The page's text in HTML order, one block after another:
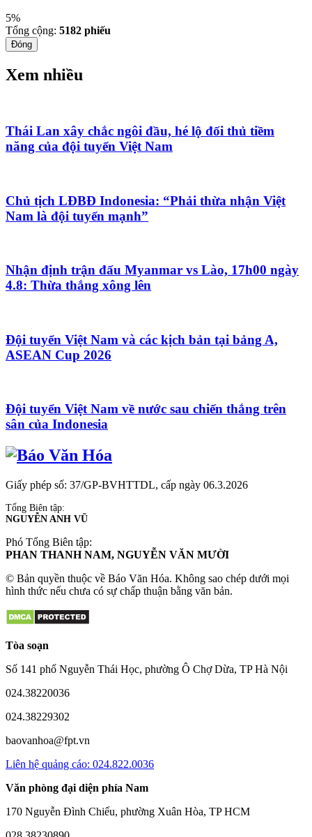
5%
Tổng cộng: 5182 phiếu
Đóng
Xem nhiều
Thái Lan xây chắc ngôi đầu, hé lộ đối thủ tiềm
năng của đội tuyển Việt Nam
Chủ tịch LĐBĐ Indonesia: “Phải thừa nhận Việt
Nam là đội tuyển mạnh”
Nhận định trận đấu Myanmar vs Lào, 17h00 ngày
4.8: Thừa thắng xông lên
Đội tuyển Việt Nam và các kịch bản tại bảng A,
ASEAN Cup 2026
Đội tuyển Việt Nam về nước sau chiến thắng trên
sân của Indonesia
Giấy phép số: 37/GP-BVHTTDL, cấp ngày 06.3.2026
Tổng Biên tập:
NGUYỄN ANH VŨ
Phó Tổng Biên tập:
PHAN THANH NAM, NGUYỄN VĂN MƯỜI
© Bản quyền thuộc về Báo Văn Hóa. Không sao chép dưới mọi
hình thức nếu chưa có sự chấp thuận bằng văn bản.
Tòa soạn
Số 141 phố Nguyễn Thái Học, phường Ô Chợ Dừa, TP Hà Nội
024.38220036
024.38229302
baovanhoa@fpt.vn
Liên hệ quảng cáo: 024.822.0036
Văn phòng đại diện phía Nam
170 Nguyễn Đình Chiểu, phường Xuân Hòa, TP HCM